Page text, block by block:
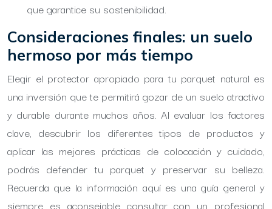
que garantice su sostenibilidad.
Consideraciones finales: un suelo
hermoso por más tiempo
Elegir el protector apropiado para tu parquet natural es
una inversión que te permitirá gozar de un suelo atractivo
y durable durante muchos años. Al evaluar los factores
clave, descubrir los diferentes tipos de productos y
aplicar las mejores prácticas de colocación y cuidado,
podrás defender tu parquet y preservar su belleza.
Recuerda que la información aquí es una guía general y
siempre es aconsejable consultar con un profesional